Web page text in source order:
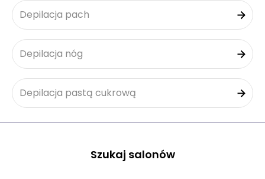
Depilacja pach
Depilacja nóg
Depilacja pastą cukrową
Szukaj salonów